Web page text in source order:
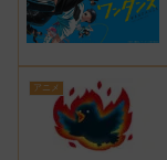
アニメ